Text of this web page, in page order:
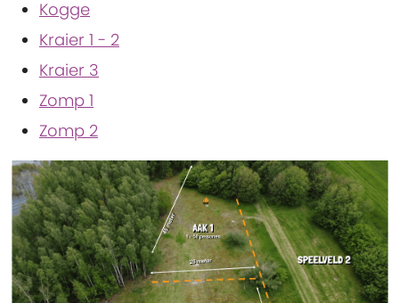
Kogge
Kraier 1 - 2
Kraier 3
Zomp 1
Zomp 2